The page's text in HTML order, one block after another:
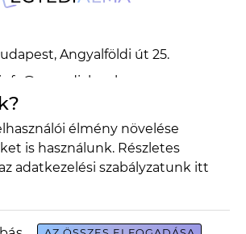
Angyalföldi út 25.
Általános szerződési feltételek
élmény növelése
is használunk. Részletes
adatkezelési szabályzatunk itt